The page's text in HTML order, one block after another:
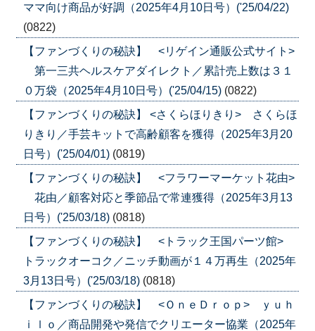
ママ向け商品が好調（2025年4月10日号）('25/04/22)
(0822)
【ファンづくりの秘訣】 <リゲイン通販公式サイト>
第一三共ヘルスケアダイレクト／累計売上数は３１
０万袋（2025年4月10日号）('25/04/15) (0822)
【ファンづくりの秘訣】 <さくらほりきり> さくらほ
りきり／手芸キットで高齢顧客を獲得（2025年3月20
日号）('25/04/01) (0819)
【ファンづくりの秘訣】 <フラワーマーケット花由>
花由／顧客対応と季節品で常連獲得（2025年3月13
日号）('25/03/18) (0818)
【ファンづくりの秘訣】 <トラック王国パーツ館>
トラックオーコク／ニッチ動画が１４万再生（2025年
3月13日号）('25/03/18) (0818)
【ファンづくりの秘訣】 <ＯｎｅＤｒｏｐ> ｙｕｈ
ｉｌｏ／商品開発や発信でクリエーター協業（2025年